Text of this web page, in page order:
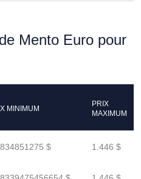
Mento Euro pour
MINIMUM
PRIX
MAXIMUM
$ 1.446 $